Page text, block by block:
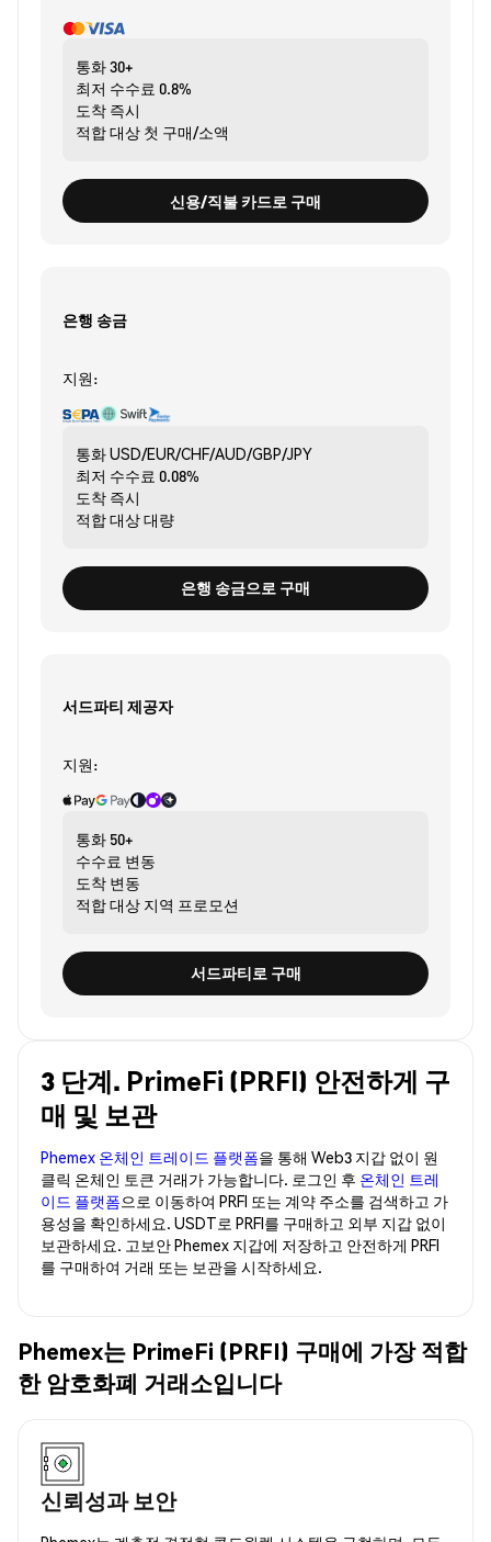
통화30+
최저 수수료 0.8%
도착 즉시
적합 대상 첫 구매/소액
신용/직불 카드로 구매
은행 송금
지원:
통화USD/EUR/CHF/AUD/GBP/JPY
최저 수수료 0.08%
도착 즉시
적합 대상대량
은행 송금으로 구매
서드파티 제공자
지원:
통화 50+
수수료 변동
도착 변동
적합 대상 지역 프로모션
서드파티로 구매
3 단계. PrimeFi (PRFI) 안전하게 구
매 및 보관
Phemex 온체인 트레이드 플랫폼을 통해 Web3 지갑 없이 원
클릭 온체인 토큰 거래가 가능합니다. 로그인 후 온체인 트레
이드 플랫폼으로 이동하여 PRFI 또는 계약 주소를 검색하고 가
용성을 확인하세요. USDT로 PRFI를 구매하고 외부 지갑 없이
보관하세요. 고보안 Phemex 지갑에 저장하고 안전하게 PRFI
를 구매하여 거래 또는 보관을 시작하세요.
Phemex는 PrimeFi (PRFI) 구매에 가장 적합
한 암호화폐 거래소입니다
신뢰성과 보안